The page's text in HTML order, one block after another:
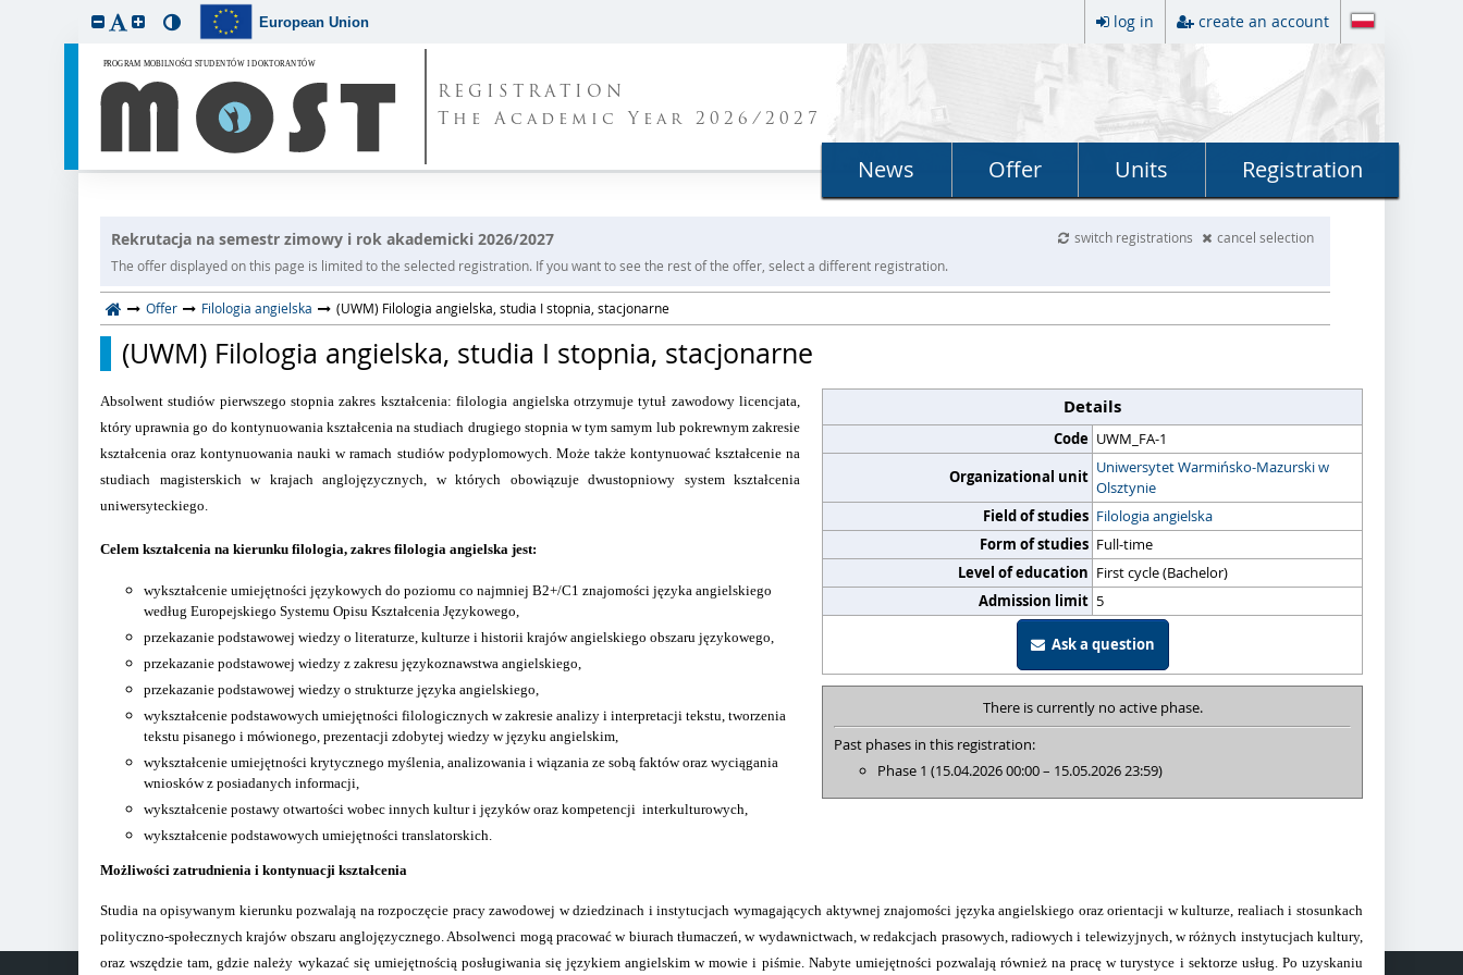
European Union log in create an account
REGISTRATION
The Academic Year 2026/2027
News Offer Units Registration
Rekrutacja na semestr zimowy i rok akademicki 2026/2027 switch registrations
cancel selection
The offer displayed on this page is limited to the selected registration. If you want to see the rest of the offer, select a different registration.
Offer Filologia angielska (UWM) Filologia angielska, studia I stopnia, stacjonarne
(UWM) Filologia angielska, studia I stopnia, stacjonarne
Details
Code UWM_FA-1
Organizational unit Uniwersytet Warmińsko-Mazurski w
Olsztynie
Field of studies Filologia angielska
Form of studies Full-time
Level of education First cycle (Bachelor)
Admission limit 5
Ask a question
There is currently no active phase.
Past phases in this registration:
Phase 1 (15.04.2026 00:00 – 15.05.2026 23:59)
Absolwent studiów pierwszego stopnia zakres kształcenia: filologia angielska otrzymuje tytuł zawodowy licencjata,
który uprawnia go do kontynuowania kształcenia na studiach drugiego stopnia w tym samym lub pokrewnym zakresie
kształcenia oraz kontynuowania nauki w ramach studiów podyplomowych. Może także kontynuować kształcenie na
studiach magisterskich w krajach anglojęzycznych, w których obowiązuje dwustopniowy system kształcenia
uniwersyteckiego.
Celem kształcenia na kierunku filologia, zakres filologia angielska jest:
wykształcenie umiejętności językowych do poziomu co najmniej B2+/C1 znajomości języka angielskiego
według Europejskiego Systemu Opisu Kształcenia Językowego,
przekazanie podstawowej wiedzy o literaturze, kulturze i historii krajów angielskiego obszaru językowego,
przekazanie podstawowej wiedzy z zakresu językoznawstwa angielskiego,
przekazanie podstawowej wiedzy o strukturze języka angielskiego,
wykształcenie podstawowych umiejętności filologicznych w zakresie analizy i interpretacji tekstu, tworzenia
tekstu pisanego i mówionego, prezentacji zdobytej wiedzy w języku angielskim,
wykształcenie umiejętności krytycznego myślenia, analizowania i wiązania ze sobą faktów oraz wyciągania
wniosków z posiadanych informacji,
wykształcenie postawy otwartości wobec innych kultur i języków oraz kompetencji interkulturowych,
wykształcenie podstawowych umiejętności translatorskich.
Możliwości zatrudnienia i kontynuacji kształcenia
Studia na opisywanym kierunku pozwalają na rozpoczęcie pracy zawodowej w dziedzinach i instytucjach wymagających aktywnej znajomości języka angielskiego oraz orientacji w kulturze, realiach i stosunkach
polityczno-społecznych krajów obszaru anglojęzycznego. Absolwenci mogą pracować w biurach tłumaczeń, w wydawnictwach, w redakcjach prasowych, radiowych i telewizyjnych, w różnych instytucjach kultury,
oraz wszędzie tam, gdzie należy wykazać się umiejętnością posługiwania się językiem angielskim w mowie i piśmie. Nabyte umiejętności pozwalają również na pracę w turystyce i sektorze usług. Po uzyskaniu